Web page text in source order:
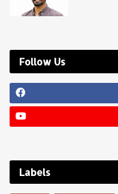
Follow Us
Labels